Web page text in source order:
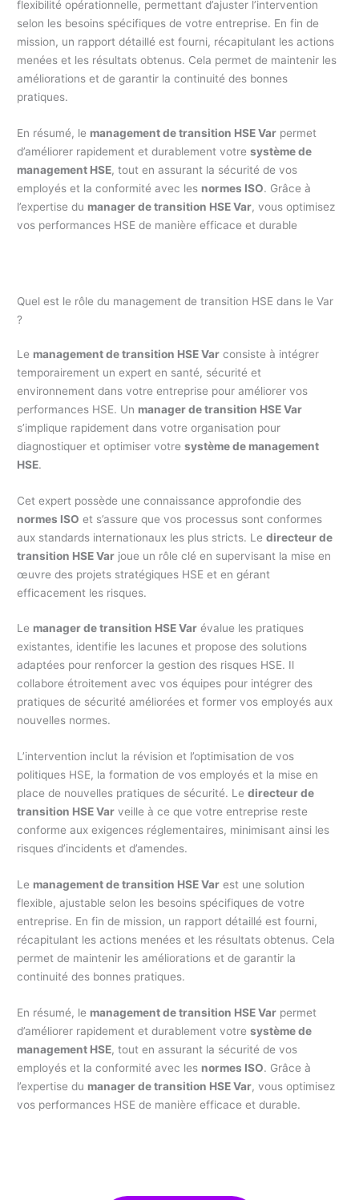
flexibilité opérationnelle, permettant d’ajuster l’intervention
selon les besoins spécifiques de votre entreprise. En fin de
mission, un rapport détaillé est fourni, récapitulant les actions
menées et les résultats obtenus. Cela permet de maintenir les
améliorations et de garantir la continuité des bonnes
pratiques.
En résumé, le management de transition HSE Var permet
d’améliorer rapidement et durablement votresystème de
management HSE, tout en assurant la sécurité de vos
employés et la conformité avec les normes ISO. Grâce à
l’expertise du manager de transition HSE Var, vous optimisez
vos performances HSE de manière efficace et durable
Quel est le rôle du management de transition HSE dans le Var
?
Le management de transition HSE Var consiste à intégrer
temporairement un expert en santé, sécurité et
environnement dans votre entreprise pour améliorer vos
performances HSE. Un manager de transition HSE Var
s’implique rapidement dans votre organisation pour
diagnostiquer et optimiser votresystème de management
HSE.
Cet expert possède une connaissance approfondie des
normes ISO et s’assure que vos processus sont conformes
aux standards internationaux les plus stricts. Ledirecteur de
transition HSE Var joue un rôle clé en supervisant la mise en
œuvre des projets stratégiques HSE et en gérant
efficacement les risques.
Le manager de transition HSE Var évalue les pratiques
existantes, identifie les lacunes et propose des solutions
adaptées pour renforcer la gestion des risques HSE. Il
collabore étroitement avec vos équipes pour intégrer des
pratiques de sécurité améliorées et former vos employés aux
nouvelles normes.
L’intervention inclut la révision et l’optimisation de vos
politiques HSE, la formation de vos employés et la mise en
place de nouvelles pratiques de sécurité. Ledirecteur de
transition HSE Var veille à ce que votre entreprise reste
conforme aux exigences réglementaires, minimisant ainsi les
risques d’incidents et d’amendes.
Le management de transition HSE Var est une solution
flexible, ajustable selon les besoins spécifiques de votre
entreprise. En fin de mission, un rapport détaillé est fourni,
récapitulant les actions menées et les résultats obtenus. Cela
permet de maintenir les améliorations et de garantir la
continuité des bonnes pratiques.
En résumé, le management de transition HSE Var permet
d’améliorer rapidement et durablement votresystème de
management HSE, tout en assurant la sécurité de vos
employés et la conformité avec les normes ISO. Grâce à
l’expertise du manager de transition HSE Var, vous optimisez
vos performances HSE de manière efficace et durable.